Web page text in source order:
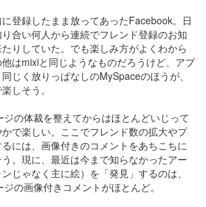
登録したまま放ってあったFacebook。日
合い何人から連続でフレンド登録のお知
りしていた。でも楽しみ方がよくわから
はmixiと同じようなものだろうけど、アプ
じく放りっぱなしのMySpaceのほうが、
しそう。
の体裁を整えてからはほとんどいじって
で楽しい。ここでフレンド数の拡大やプ
には、画像付きのコメントをあちこちに
。現に、最近は今まで知らなかったアー
じゃなく主に絵）を「発見」するのは、
の画像付きコメントがほとんど。